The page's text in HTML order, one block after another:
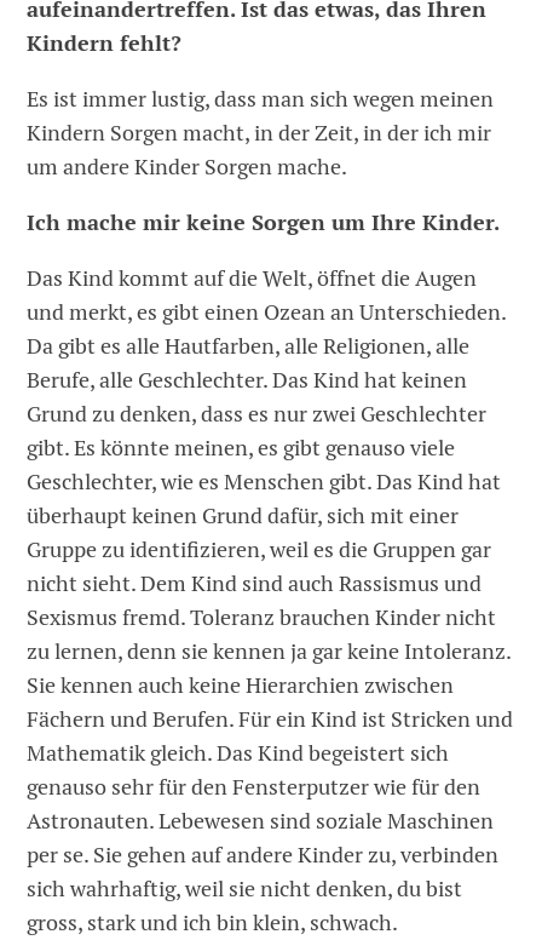
aufeinandertreffen. Ist das etwas, das Ihren
Kindern fehlt?
Es ist immer lustig, dass man sich wegen meinen
Kindern Sorgen macht, in der Zeit, in der ich mir
um andere Kinder Sorgen mache.
Ich mache mir keine Sorgen um Ihre Kinder.
Das Kind kommt auf die Welt, öffnet die Augen
und merkt, es gibt einen Ozean an Unterschieden.
Da gibt es alle Hautfarben, alle Religionen, alle
Berufe, alle Geschlechter. Das Kind hat keinen
Grund zu denken, dass es nur zwei Geschlechter
gibt. Es könnte meinen, es gibt genauso viele
Geschlechter, wie es Menschen gibt. Das Kind hat
überhaupt keinen Grund dafür, sich mit einer
Gruppe zu identifizieren, weil es die Gruppen gar
nicht sieht. Dem Kind sind auch Rassismus und
Sexismus fremd. Toleranz brauchen Kinder nicht
zu lernen, denn sie kennen ja gar keine Intoleranz.
Sie kennen auch keine Hierarchien zwischen
Fächern und Berufen. Für ein Kind ist Stricken und
Mathematik gleich. Das Kind begeistert sich
genauso sehr für den Fensterputzer wie für den
Astronauten. Lebewesen sind soziale Maschinen
per se. Sie gehen auf andere Kinder zu, verbinden
sich wahrhaftig, weil sie nicht denken, du bist
gross, stark und ich bin klein, schwach.